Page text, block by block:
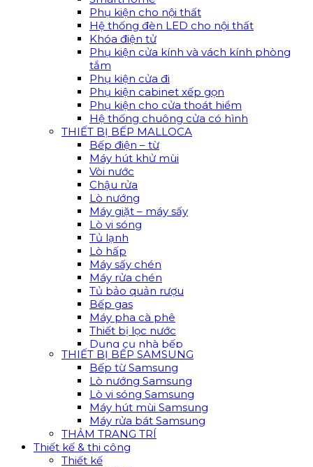
Phụ kiện cho nội thất
Hệ thống đèn LED cho nội thất
Khóa điện tử
Phụ kiện cửa kính và vách kính phòng
tắm
Phụ kiện cửa đi
Phụ kiện cabinet xếp gọn
Phụ kiện cho cửa thoát hiểm
Hệ thống chuông cửa có hình
THIẾT BỊ BẾP MALLOCA
Bếp điện – từ
Máy hút khử mùi
Vòi nước
Chậu rửa
Lò nướng
Máy giặt – máy sấy
Lò vi sóng
Tủ lạnh
Lò hấp
Máy sấy chén
Máy rửa chén
Tủ bảo quản rượu
Bếp gas
Máy pha cà phê
Thiết bị lọc nước
Dụng cụ nhà bếp
THIẾT BỊ BẾP SAMSUNG
Bếp từ Samsung
Lò nướng Samsung
Lò vi sóng Samsung
Máy hút mùi Samsung
Máy rửa bát Samsung
THẢM TRANG TRÍ
Thiết kế & thi công
Thiết kế